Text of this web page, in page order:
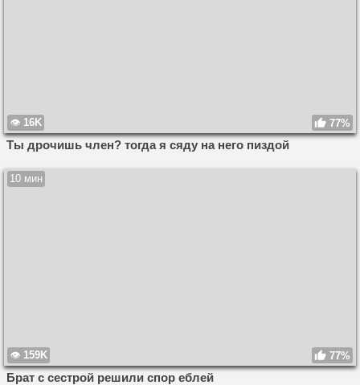
16K 77%
Ты дрочишь член? тогда я сяду на него пиздой
10 мин
159K 77%
Брат с сестрой решили спор еблей